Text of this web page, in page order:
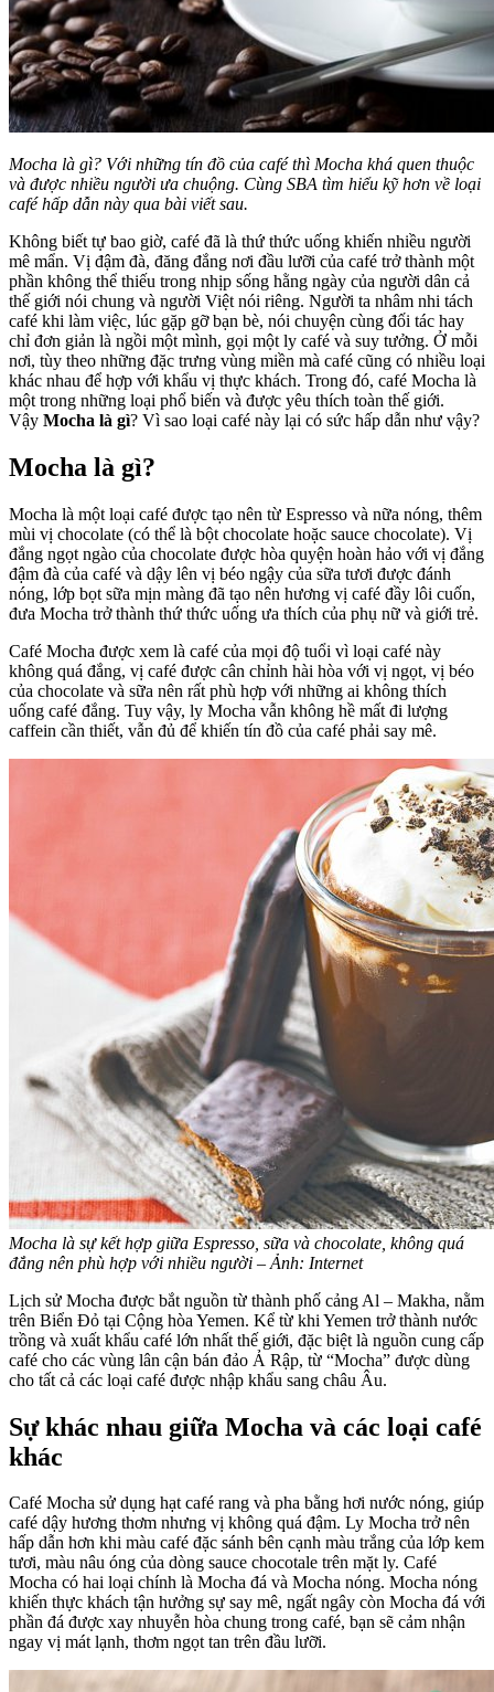
Mocha là gì? Với những tín đồ của café thì Mocha khá quen thuộc
và được nhiều người ưa chuộng. Cùng SBA tìm hiểu kỹ hơn về loại
café hấp dẫn này qua bài viết sau.
Không biết tự bao giờ, café đã là thứ thức uống khiến nhiều người
mê mẩn. Vị đậm đà, đăng đắng nơi đầu lưỡi của café trở thành một
phần không thể thiếu trong nhịp sống hằng ngày của người dân cả
thế giới nói chung và người Việt nói riêng. Người ta nhâm nhi tách
café khi làm việc, lúc gặp gỡ bạn bè, nói chuyện cùng đối tác hay
chỉ đơn giản là ngồi một mình, gọi một ly café và suy tưởng. Ở mỗi
nơi, tùy theo những đặc trưng vùng miền mà café cũng có nhiều loại
khác nhau để hợp với khẩu vị thực khách. Trong đó, café Mocha là
một trong những loại phổ biến và được yêu thích toàn thế giới.
Vậy Mocha là gì? Vì sao loại café này lại có sức hấp dẫn như vậy?
Mocha là gì?
Mocha là một loại café được tạo nên từ Espresso và nữa nóng, thêm
mùi vị chocolate (có thể là bột chocolate hoặc sauce chocolate). Vị
đắng ngọt ngào của chocolate được hòa quyện hoàn hảo với vị đắng
đậm đà của café và dậy lên vị béo ngậy của sữa tươi được đánh
nóng, lớp bọt sữa mịn màng đã tạo nên hương vị café đầy lôi cuốn,
đưa Mocha trở thành thứ thức uống ưa thích của phụ nữ và giới trẻ.
Café Mocha được xem là café của mọi độ tuổi vì loại café này
không quá đắng, vị café được cân chỉnh hài hòa với vị ngọt, vị béo
của chocolate và sữa nên rất phù hợp với những ai không thích
uống café đắng. Tuy vậy, ly Mocha vẫn không hề mất đi lượng
caffein cần thiết, vẫn đủ để khiến tín đồ của café phải say mê.
Mocha là sự kết hợp giữa Espresso, sữa và chocolate, không quá
đắng nên phù hợp với nhiều người – Ảnh: Internet
Lịch sử Mocha được bắt nguồn từ thành phố cảng Al – Makha, nằm
trên Biển Đỏ tại Cộng hòa Yemen. Kể từ khi Yemen trở thành nước
trồng và xuất khẩu café lớn nhất thế giới, đặc biệt là nguồn cung cấp
café cho các vùng lân cận bán đảo Ả Rập, từ “Mocha” được dùng
cho tất cả các loại café được nhập khẩu sang châu Âu.
Sự khác nhau giữa Mocha và các loại café
khác
Café Mocha sử dụng hạt café rang và pha bằng hơi nước nóng, giúp
café dậy hương thơm nhưng vị không quá đậm. Ly Mocha trở nên
hấp dẫn hơn khi màu café đặc sánh bên cạnh màu trắng của lớp kem
tươi, màu nâu óng của dòng sauce chocotale trên mặt ly. Café
Mocha có hai loại chính là Mocha đá và Mocha nóng. Mocha nóng
khiến thực khách tận hưởng sự say mê, ngất ngây còn Mocha đá với
phần đá được xay nhuyễn hòa chung trong café, bạn sẽ cảm nhận
ngay vị mát lạnh, thơm ngọt tan trên đầu lưỡi.